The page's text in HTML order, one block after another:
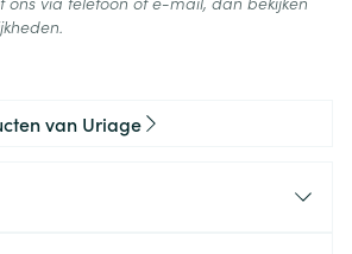
van Uriage